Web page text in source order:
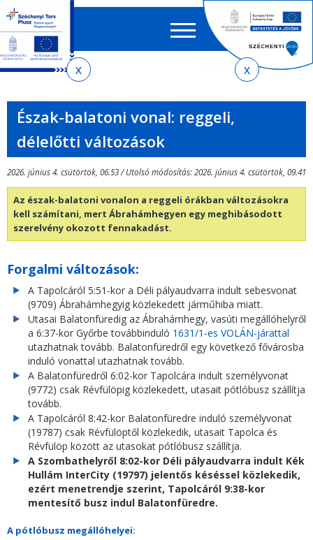
menetrendkeresőhöz
almenühöz
tartalomra
oldaltérképre
EN HU
űrlap
Észak-balatoni vonal: reggeli,
délelőtti változások
2026. június 4. csütörtök, 06.53 / Utolsó módosítás: 2026. június 4. csütörtök, 09.41
Az észak-balatoni vonalon a reggeli órákban változásokra
kell számítani, mert Ábrahámhegyen egy meghibásodott
szerelvény okozott fennakadást.
Forgalmi változások:
A Tapolcáról 5:51-kor a Déli pályaudvarra indult sebesvonat
(9709) Ábrahámhegyig közlekedett járműhiba miatt.
Utasai Balatonfüredig az Ábrahámhegy, vasúti megállóhelyről
a 6:37-kor Győrbe továbbinduló 1631/1-es VOLÁN-járattal
utazhatnak tovább. Balatonfüredről egy következő fővárosba
induló vonattal utazhatnak tovább.
A Balatonfüredről 6:02-kor Tapolcára indult személyvonat
(9772) csak Révfülöpig közlekedett, utasait pótlóbusz szállítja
tovább.
A Tapolcáról 8:42-kor Balatonfüredre induló személyvonat
(19787) csak Révfülöptől közlekedik, utasait Tapolca és
Révfülöp között az utasokat pótlóbusz szállítja.
A Szombathelyről 8:02-kor Déli pályaudvarra indult Kék
Hullám InterCity (19797) jelentős késéssel közlekedik,
ezért menetrendje szerint, Tapolcáról 9:38-kor
mentesítő busz indul Balatonfüredre.
A pótlóbusz megállóhelyei: